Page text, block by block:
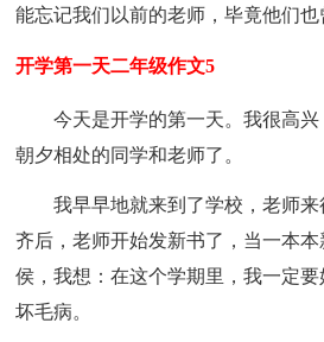
能忘记我们以前的老师，毕竟他们也
开学第一天二年级作文5
今天是开学的第一天。我很高
朝夕相处的同学和老师了。
我早早地就来到了学校，老师
齐后，老师开始发新书了，当一本
侯，我想：在这个学期里，我一定
坏毛病。